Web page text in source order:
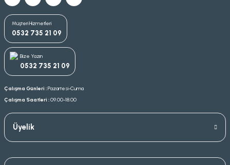
Müşteri Hizmetleri
0532 735 21 09
Bize Yazın
0532 735 21 09
Çalışma Günleri :Pazartesi-Cuma
Çalışma Saatleri :09.00-18.00
Üyelik